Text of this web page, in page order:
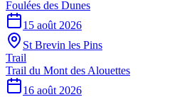
Foulées des Dunes
15 août 2026
St Brevin les Pins
Trail
Trail du Mont des Alouettes
16 août 2026